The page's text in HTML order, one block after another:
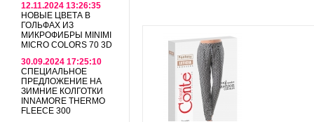
12.11.2024 13:26:35
НОВЫЕ ЦВЕТА В
ГОЛЬФАХ ИЗ
МИКРОФИБРЫ MINIMI
MICRO COLORS 70 3D
30.09.2024 17:25:10
СПЕЦИАЛЬНОЕ
ПРЕДЛОЖЕНИЕ НА
ЗИМНИЕ КОЛГОТКИ
INNAMORE THERMO
FLEECE 300